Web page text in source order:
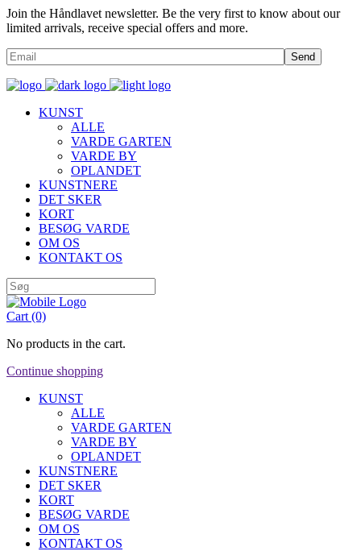
Join the Håndlavet newsletter. Be the very first to know about our
limited arrivals, receive special offers and more.
Send
KUNST
ALLE
VARDE GARTEN
VARDE BY
OPLANDET
KUNSTNERE
DET SKER
KORT
BESØG VARDE
OM OS
KONTAKT OS
Cart (0)
No products in the cart.
Continue shopping
KUNST
ALLE
VARDE GARTEN
VARDE BY
OPLANDET
KUNSTNERE
DET SKER
KORT
BESØG VARDE
OM OS
KONTAKT OS